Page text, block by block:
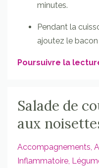
minutes.
Pendant la
ajoutez le
Poursuivre la
Salade de
aux
Accompagnements
Inflammatoire